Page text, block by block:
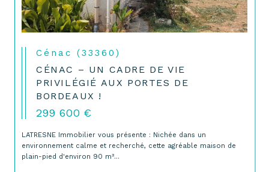
Cénac (33360)
CÉNAC – UN CADRE DE VIE
PRIVILÉGIÉ AUX PORTES DE
BORDEAUX !
299 600 €
LATRESNE Immobilier vous présente : Nichée dans un
environnement calme et recherché, cette agréable maison de
plain-pied d'environ 90 m²...